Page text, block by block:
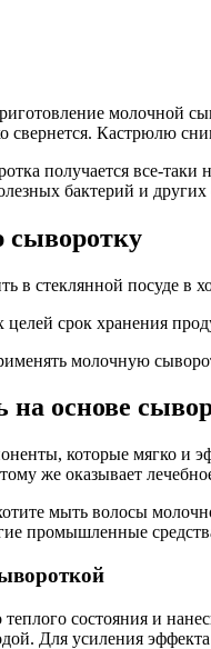
молочной
свернется. Кастрюлю
получается все-таки
бактерий и
сыворотку
в стеклянной посуде в
срок хранения
молочную
основе
которые мягко и
же оказывает
мыть волосы
промышленные
состояния и
Для усиления